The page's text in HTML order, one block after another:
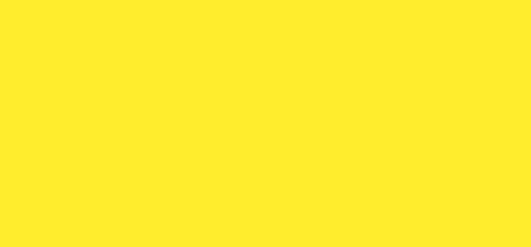
FIV e donazione di ovociti all’estero – 9 destinazioni
Tassi di successo dell’ovodonazione: la verità che le